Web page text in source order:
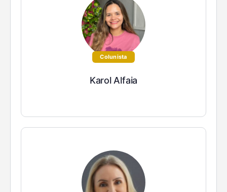
Colunista
Karol Alfaia